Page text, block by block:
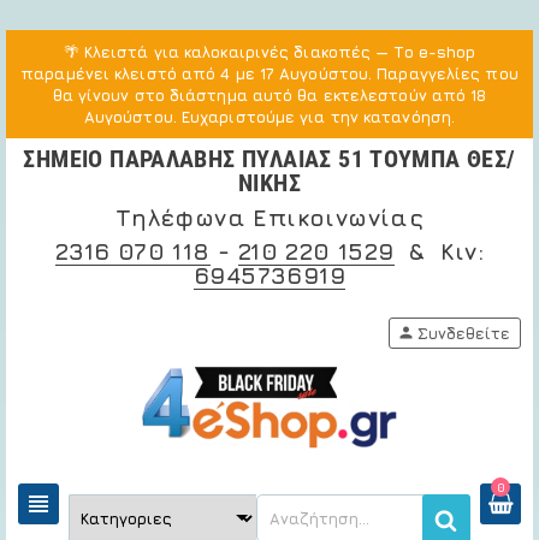
🌴 Κλειστά για καλοκαιρινές διακοπές — Το e-shop
παραμένει κλειστό από 4 με 17 Αυγούστου. Παραγγελίες που
θα γίνουν στο διάστημα αυτό θα εκτελεστούν από 18
Αυγούστου. Ευχαριστούμε για την κατανόηση.
ΣΗΜΕΙΟ ΠΑΡΑΛΑΒΗΣ ΠΥΛΑΙΑΣ 51 ΤΟΥΜΠΑ ΘΕΣ/
ΝΙΚΗΣ
Τηλέφωνα Επικοινωνίας
2316 070 118 - 210 220 1529 & Κιν:
6945736919
view_headline
0
person Συνδεθείτε